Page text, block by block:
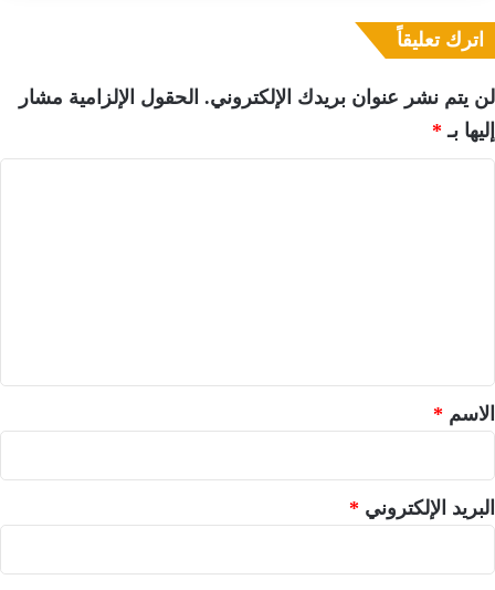
اترك تعليقاً
لن يتم نشر عنوان بريدك الإلكتروني. الحقول الإلزامية مشار
إليها بـ *
*الاسم *
البريد الإلكتروني *